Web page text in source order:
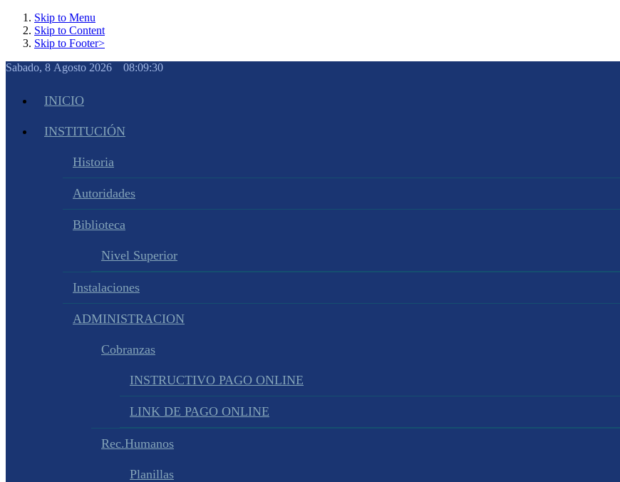
Skip to Menu
Skip to Content
Skip to Footer>
Sabado, 8 Agosto 2026 08:09:31
INICIO
INSTITUCIÓN
Historia
Autoridades
Biblioteca
Nivel Superior
Instalaciones
ADMINISTRACION
Cobranzas
INSTRUCTIVO PAGO ONLINE
LINK DE PAGO ONLINE
Rec.Humanos
Planillas